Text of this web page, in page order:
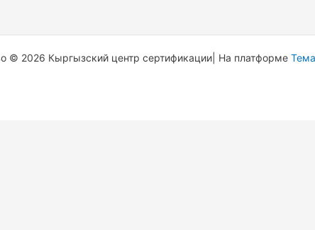
© 2026 Кыргызский центр сертификации| На платформе